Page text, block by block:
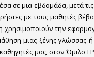
σε μια εβδομάδα, μετά
με τους μαθητές
χρησιμοποιούν την
μιας ξένης γλώσσας ή
μας, στον Όμιλο